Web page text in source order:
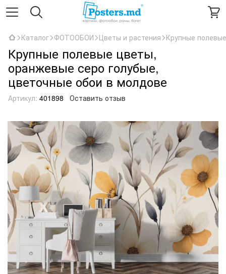
Каталог ФОТООБОИ Цветы и растения Крупные
Крупные полевые цветы,
оранжевые серо голубые,
цветочные обои в молдове
Артикул: 401898 Оставить отзыв